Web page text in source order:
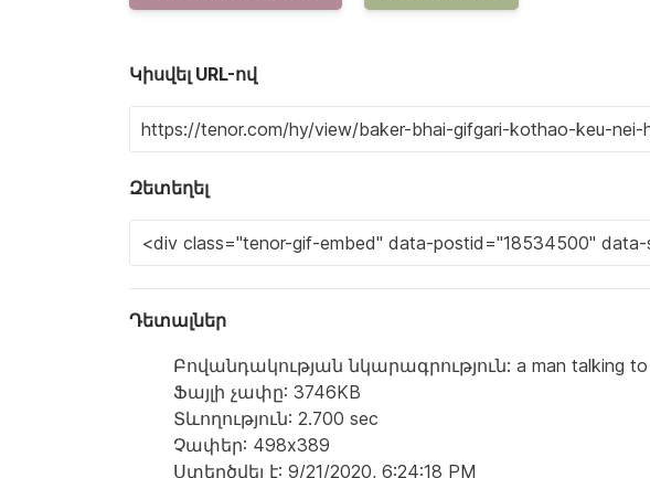
Կիսվել URL-ով
Զետեղել
Դետալներ
Բովանդակության նկարագրություն: a man talking to
Ֆայլի չափը: 3746KB
Տևողություն: 2.700 sec
Չափեր: 498x389
Ստեղծվել է: 9/21/2020, 6:24:18 PM